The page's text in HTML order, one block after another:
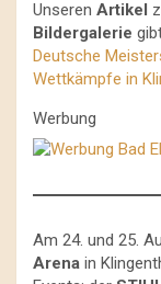
Unseren Artikel
Bildergalerie
Deutsche
Wettkämpfe in
Werbung
Am 24. und 25.
Arena in